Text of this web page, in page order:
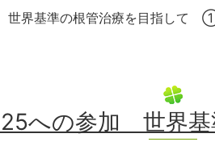
世界基準の根管治療を目指して
への参加 世界